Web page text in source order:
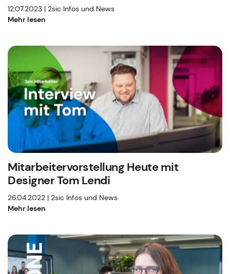
12.07.2023 | 2sic Infos und News
Mehr lesen
Mitarbeitervorstellung Heute mit
Designer Tom Lendi
26.04.2022 | 2sic Infos und News
Mehr lesen